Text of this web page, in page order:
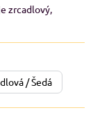
zrcadlový,
/ Šedá